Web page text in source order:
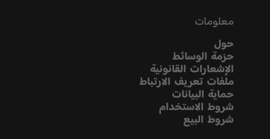
معلومات
حول
حزمة الوسائط
الإشعارات القانونية
ملفات تعريف الارتباط
حماية البيانات
شروط الاستخدام
شروط البيع